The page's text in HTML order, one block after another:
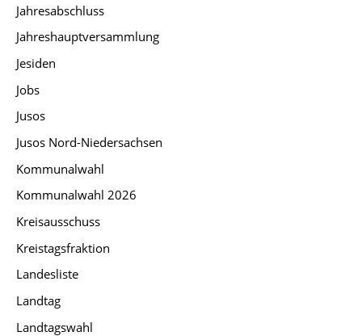
Jahresabschluss
Jahreshauptversammlung
Jesiden
Jobs
Jusos
Jusos Nord-Niedersachsen
Kommunalwahl
Kommunalwahl 2026
Kreisausschuss
Kreistagsfraktion
Landesliste
Landtag
Landtagswahl